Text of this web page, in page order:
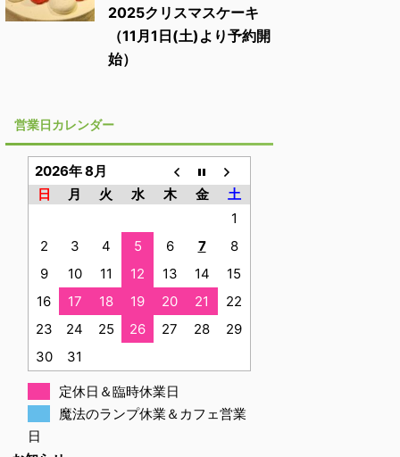
2025クリスマスケーキ
（11月1日(土)より予約開
始）
営業日カレンダー
2026年 8月
日
月 火 水 木 金
土
1
2
3 4 5 6 7
8
9
10 11 12 13 14
15
16
17 18 19 20 21
22
23
24 25 26 27 28
29
30
31
定休日＆臨時休業日
魔法のランプ休業＆カフェ営業
日